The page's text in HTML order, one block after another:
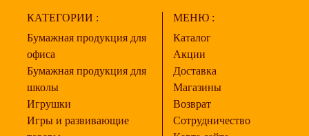
КАТЕГОРИИ :
Бумажная продукция для
офиса
Бумажная продукция для
школы
Игрушки
Игры и развивающие
МЕНЮ :
Каталог
Акции
Доставка
Магазины
Возврат
Сотрудничество